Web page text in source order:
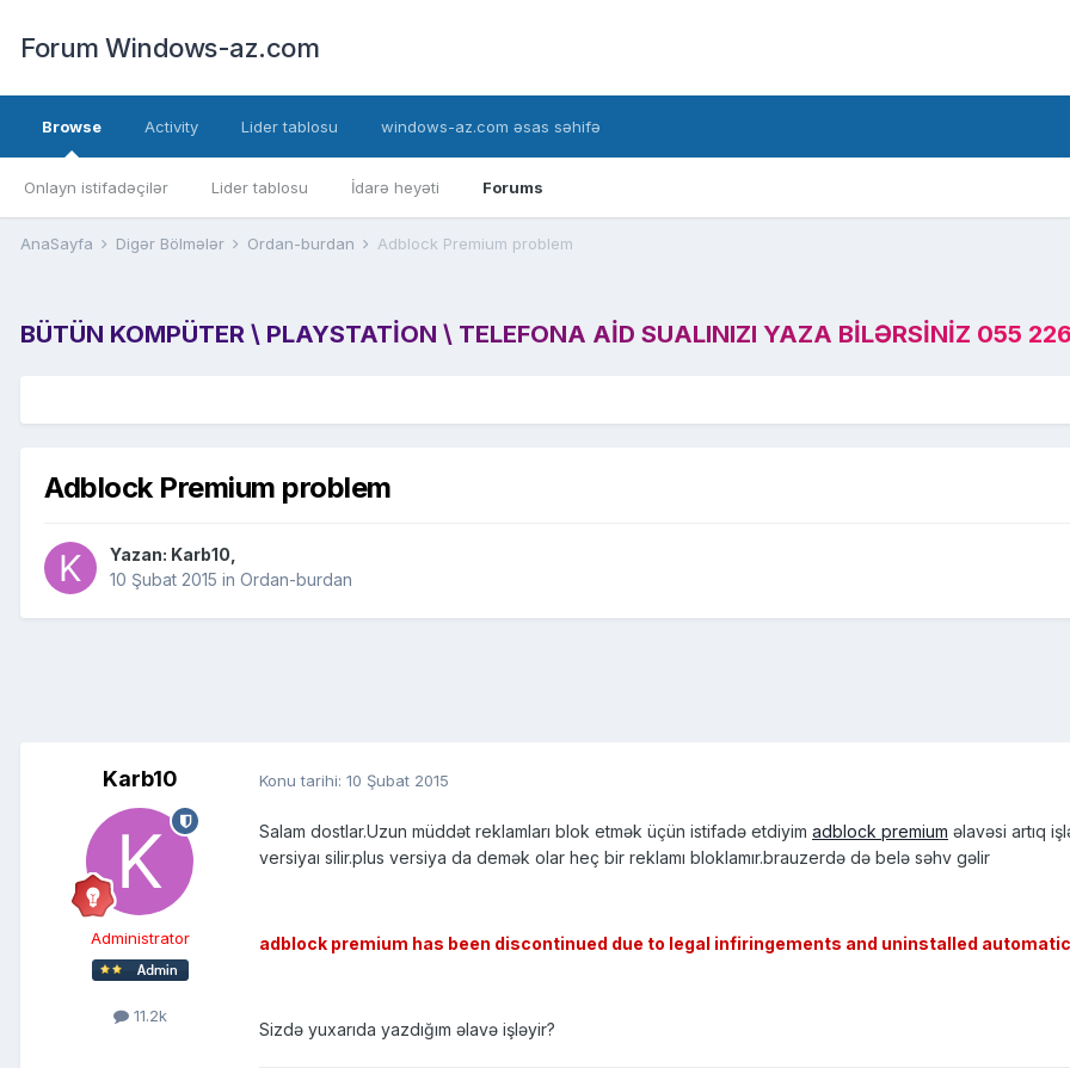
Forum Windows-az.com
Browse
Onlayn istifadəçilər Lider tablosu İdarə heyəti Forums
Activity Lider tablosu windows-az.com əsas səhifə
AnaSayfa Digər Bölmələr Ordan-burdan Adblock Premium problem
BÜTÜN KOMPÜTER \ PLAYSTATION \ TELEFONA AID SUALINIZI YAZA BILƏRSINIZ 055
Adblock Premium problem
Yazan: Karb10
10 Şubat 2015 in Ordan-burdan
Karb10
Administrator
11.2k
Konu tarihi: 10 Şubat 2015
Salam dostlar.Uzun müddət reklamları blok etmək üçün istifadə etdiyim adblock premium əlavəsi artıq
versiyaı silir.plus versiya da demək olar heç bir reklamı bloklamır.brauzerdə də belə səhv gəlir
adblock premium has been discontinued due to legal infiringements and uninstalled
Sizdə yuxarıda yazdığım əlavə işləyir?